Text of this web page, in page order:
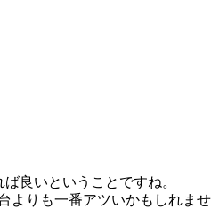
良いということですね。
よりも一番アツいかもしれませ